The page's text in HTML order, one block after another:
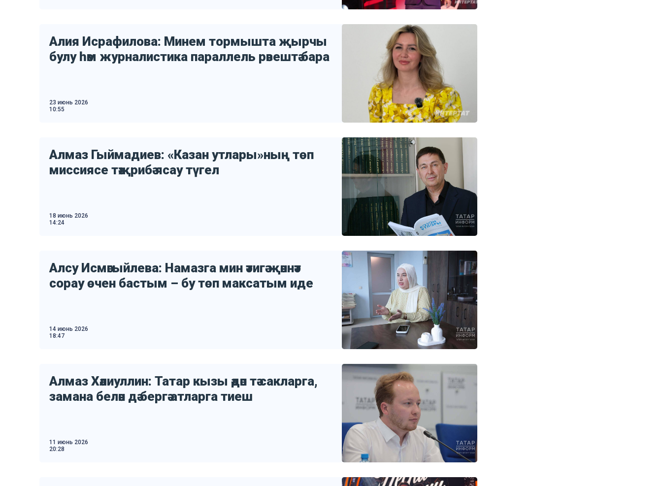
Алия Исрафилова: Минем тормышта җырчы
булу һәм журналистика параллель рәвештә бара
23 июнь 2026
10:55
Алмаз Гыймадиев: «Казан утлары»ның төп
миссиясе тәҗрибә ясау түгел
18 июнь 2026
14:24
Алсу Исмәгыйлева: Намазга мин әтигә җәннәт
сорау өчен бастым – бу төп максатым иде
14 июнь 2026
18:47
Алмаз Хәлиуллин: Татар кызы әдәп тә сакларга,
замана белән дә бергә атларга тиеш
11 июнь 2026
20:28